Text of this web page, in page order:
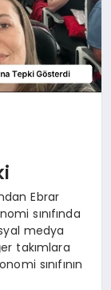
Ebrar
sınıfında
medya
takımlara
sınıfının